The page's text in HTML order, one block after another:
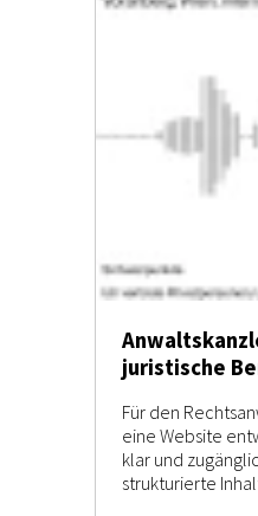
juristische
Für den
eine Website
klar und
strukturierte